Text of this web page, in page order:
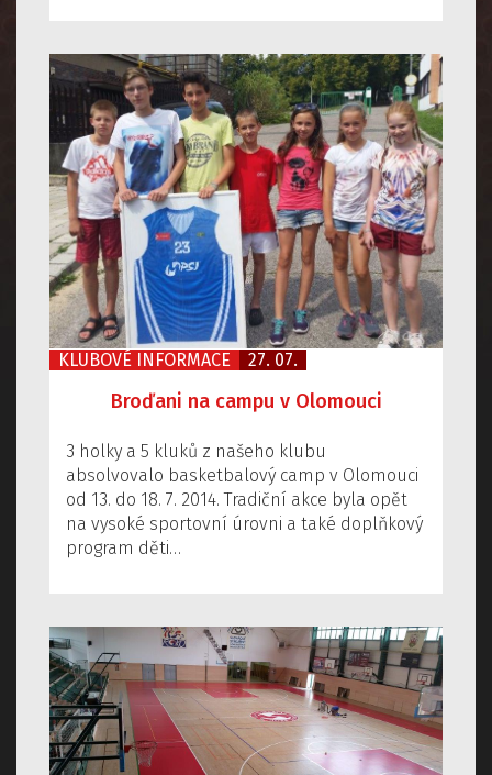
KLUBOVÉ INFORMACE 27. 07.
Broďani na campu v Olomouci
3 holky a 5 kluků z našeho klubu
absolvovalo basketbalový camp v Olomouci
od 13. do 18. 7. 2014. Tradiční akce byla opět
na vysoké sportovní úrovni a také doplňkový
program děti…